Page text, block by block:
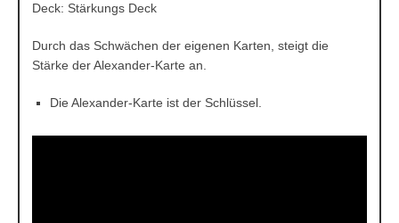
Deck: Stärkungs Deck
Durch das Schwächen der eigenen Karten, steigt die
Stärke der Alexander-Karte an.
Die Alexander-Karte ist der Schlüssel.